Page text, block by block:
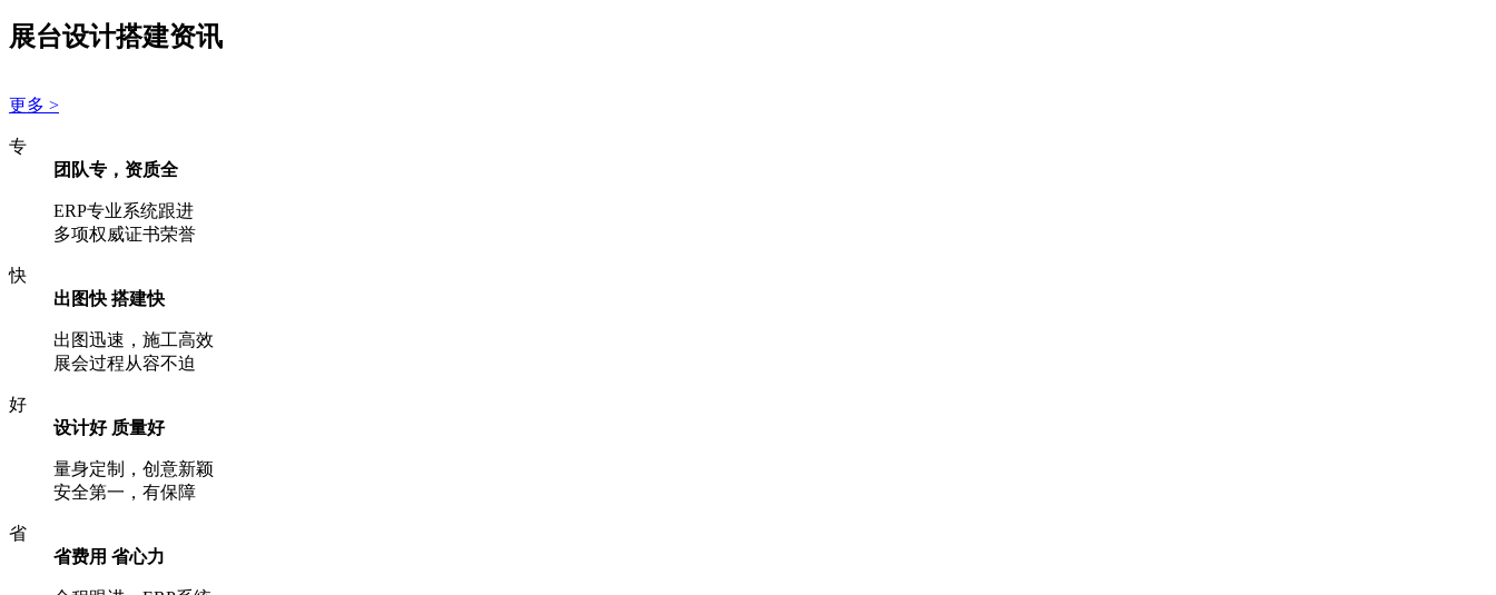
展台设计搭建资讯
更多 >
专
团队专，资质全
ERP专业系统跟进
多项权威证书荣誉
快
出图快 搭建快
出图迅速，施工高效
展会过程从容不迫
好
设计好 质量好
量身定制，创意新颖
安全第一，有保障
省
省费用 省心力